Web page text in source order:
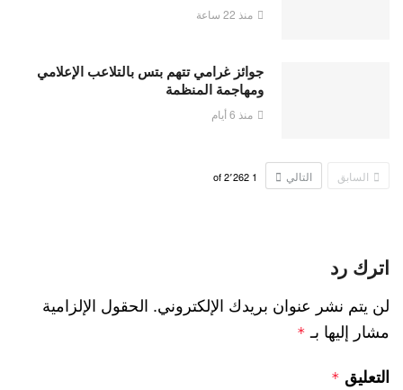
منذ 22 ساعة
جوائز غرامي تتهم بتس بالتلاعب الإعلامي
ومهاجمة المنظمة
منذ 6 أيام
السابق التالي 1 2٬262
اترك رد
لن يتم نشر عنوان بريدك الإلكتروني. الحقول الإلزامية
مشار إليها بـ *
التعليق *